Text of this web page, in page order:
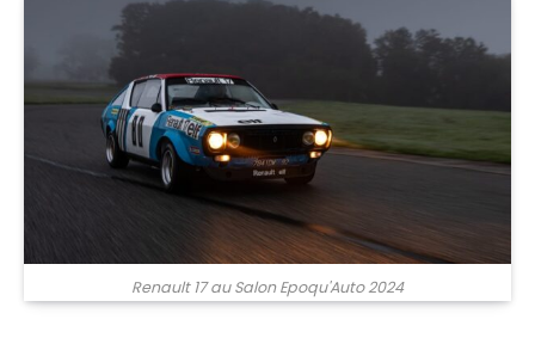
Renault 17 au Salon Epoqu'Auto 2024